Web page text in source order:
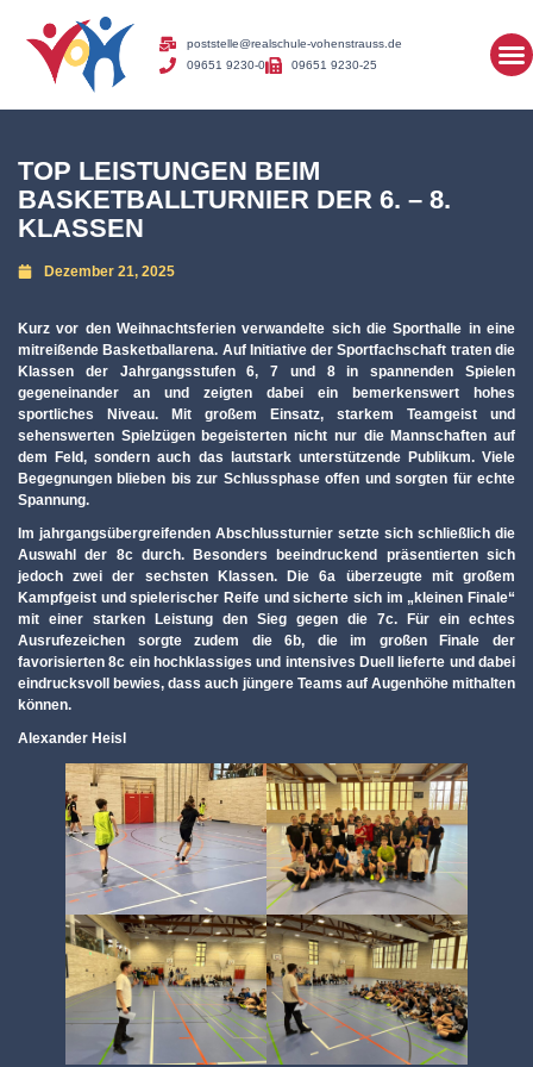
poststelle@realschule-vohenstrauss.de
09651 9230-0
09651 9230-25
TOP LEISTUNGEN BEIM
BASKETBALLTURNIER DER 6. – 8.
KLASSEN
Dezember 21, 2025
Kurz vor den Weihnachtsferien verwandelte sich die Sporthalle in eine
mitreißende Basketballarena. Auf Initiative der Sportfachschaft traten die
Klassen der Jahrgangsstufen 6, 7 und 8 in spannenden Spielen
gegeneinander an und zeigten dabei ein bemerkenswert hohes
sportliches Niveau. Mit großem Einsatz, starkem Teamgeist und
sehenswerten Spielzügen begeisterten nicht nur die Mannschaften auf
dem Feld, sondern auch das lautstark unterstützende Publikum. Viele
Begegnungen blieben bis zur Schlussphase offen und sorgten für echte
Spannung.
Im jahrgangsübergreifenden Abschlussturnier setzte sich schließlich die
Auswahl der 8c durch. Besonders beeindruckend präsentierten sich
jedoch zwei der sechsten Klassen. Die 6a überzeugte mit großem
Kampfgeist und spielerischer Reife und sicherte sich im „kleinen Finale“
mit einer starken Leistung den Sieg gegen die 7c. Für ein echtes
Ausrufezeichen sorgte zudem die 6b, die im großen Finale der
favorisierten 8c ein hochklassiges und intensives Duell lieferte und dabei
eindrucksvoll bewies, dass auch jüngere Teams auf Augenhöhe mithalten
können.
Alexander Heisl